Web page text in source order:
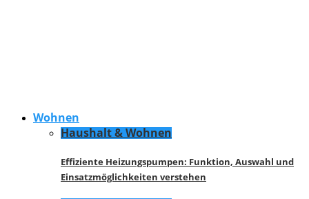
Wohnen
Haushalt & Wohnen
Effiziente Heizungspumpen: Funktion, Auswahl und
Einsatzmöglichkeiten verstehen